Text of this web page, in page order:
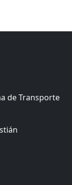
de Transporte